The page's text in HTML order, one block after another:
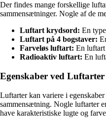
Der findes mange forskellige
sammensætninger. Nogle af de
Luftart krydsord: En
Luftart på 4 bogstaver:
Farveløs luftart: En
Radioaktiv luftart: En
Egenskaber ved Luftarter
Luftarter kan variere i
sammensætning. Nogle luftarter
have karakteristiske lugte og